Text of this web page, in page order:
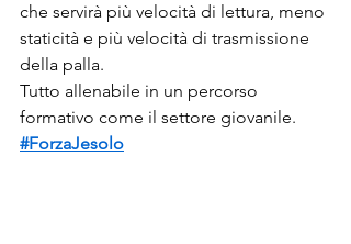
che servirà più velocità di lettura, meno
staticità e più velocità di trasmissione
della palla.
Tutto allenabile in un percorso
formativo come il settore giovanile.
#ForzaJesolo